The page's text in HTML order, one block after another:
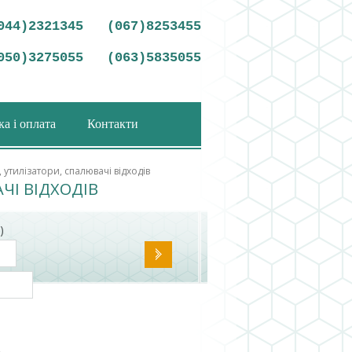
(067)8253455
(063)5835055
і оплата Контакти
спалювачі відходів
ВІДХОДІВ